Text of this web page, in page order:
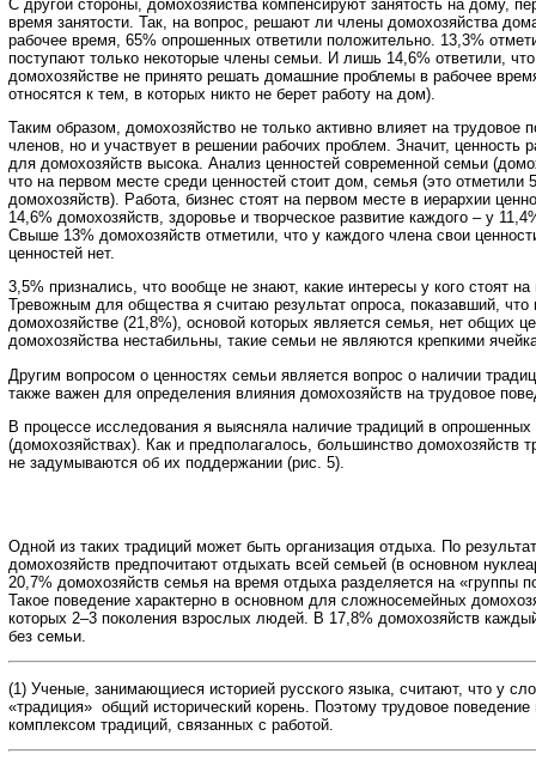
С другой стороны, домохозяйства компенсируют занятость на дому,
время занятости. Так, на вопрос, решают ли члены домохозяйства
рабочее время, 65% опрошенных ответили положительно. 13,3%
поступают только некоторые члены семьи. И лишь 14,6% ответили,
домохозяйстве не принято решать домашние проблемы в рабочее
относятся к тем, в которых никто не берет работу на дом).
Таким образом, домохозяйство не только активно влияет на трудовое
членов, но и участвует в решении рабочих проблем. Значит, ценность
для домохозяйств высока. Анализ ценностей современной семьи
что на первом месте среди ценностей стоит дом, семья (это отметили
домохозяйств). Работа, бизнес стоят на первом месте в иерархии
14,6% домохозяйств, здоровье и творческое развитие каждого – у
Свыше 13% домохозяйств отметили, что у каждого члена свои
ценностей нет.
3,5% признались, что вообще не знают, какие интересы у кого стоят
Тревожным для общества я считаю результат опроса, показавший,
домохозяйстве (21,8%), основой которых является семья, нет общих
домохозяйства нестабильны, такие семьи не являются крепкими
Другим вопросом о ценностях семьи является вопрос о наличии
также важен для определения влияния домохозяйств на трудовое
В процессе исследования я выясняла наличие традиций в опрошенных
(домохозяйствах). Как и предполагалось, большинство домохозяйств
не задумываются об их поддержании (рис. 5).
Одной из таких традиций может быть организация отдыха. По
домохозяйств предпочитают отдыхать всей семьей (в основном
20,7% домохозяйств семья на время отдыха разделяется на «группы
Такое поведение характерно в основном для сложносемейных
которых 2–3 поколения взрослых людей. В 17,8% домохозяйств
без семьи.
(1) Ученые, занимающиеся историей русского языка, считают, что у
«традиция» общий исторический корень. Поэтому трудовое поведение
комплексом традиций, связанных с работой.